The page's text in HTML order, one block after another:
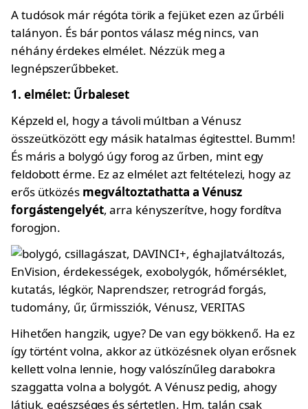
A tudósok már régóta törik a fejüket ezen az űrbéli
talányon. És bár pontos válasz még nincs, van
néhány érdekes elmélet. Nézzük meg a
legnépszerűbbeket.
1. elmélet: Űrbaleset
Képzeld el, hogy a távoli múltban a Vénusz
összeütközött egy másik hatalmas égitesttel. Bumm!
És máris a bolygó úgy forog az űrben, mint egy
feldobott érme. Ez az elmélet azt feltételezi, hogy az
erős ütközés megváltoztathatta a Vénusz
forgástengelyét, arra kényszerítve, hogy fordítva
forogjon.
Hihetően hangzik, ugye? De van egy bökkenő. Ha ez
így történt volna, akkor az ütközésnek olyan erősnek
kellett volna lennie, hogy valószínűleg darabokra
szaggatta volna a bolygót. A Vénusz pedig, ahogy
látjuk, egészséges és sértetlen. Hm, talán csak